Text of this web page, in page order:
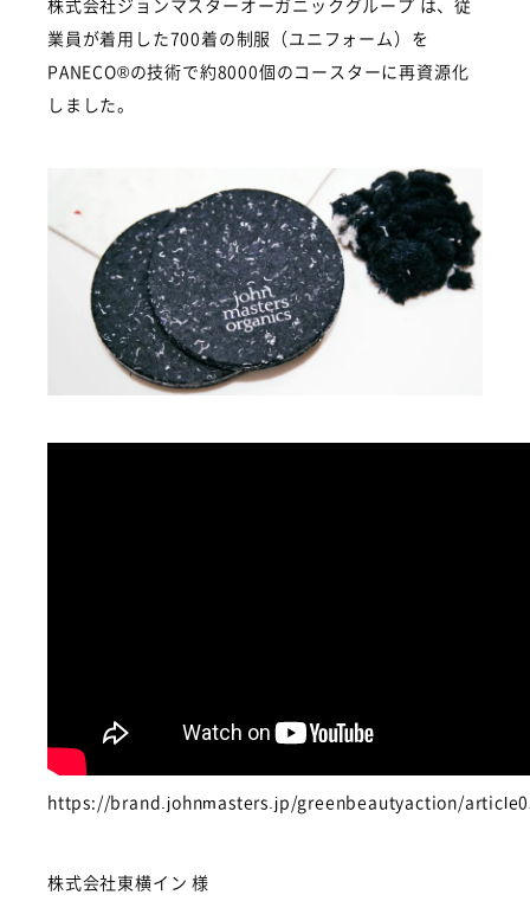
株式会社ジョンマスターオーガニックグループ は、従
業員が着用した700着の制服（ユニフォーム）を
PANECO®の技術で約8000個のコースターに再資源化
しました。
https://brand.johnmasters.jp/greenbeautyaction/
株式会社東横イン 様